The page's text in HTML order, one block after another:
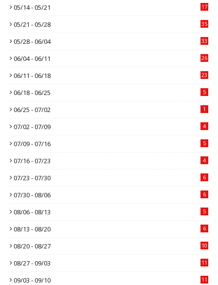
05/14 - 05/21 17
05/21 - 05/28 35
05/28 - 06/04 33
06/04 - 06/11 26
06/11 - 06/18 23
06/18 - 06/25 5
06/25 - 07/02 1
07/02 - 07/09 4
07/09 - 07/16 5
07/16 - 07/23 4
07/23 - 07/30 6
07/30 - 08/06 6
08/06 - 08/13 5
08/13 - 08/20 6
08/20 - 08/27 10
08/27 - 09/03 11
09/03 - 09/10 11